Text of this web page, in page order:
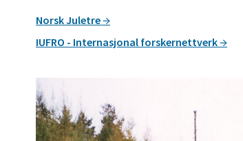
Norsk Juletre
IUFRO - Internasjonal forskernettverk